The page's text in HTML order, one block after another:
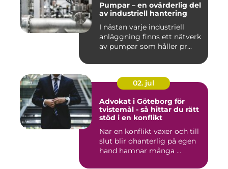
Pumpar – en ovärderlig del
av industriell hantering
I nästan varje industriell
anläggning finns ett nätverk
av pumpar som håller pr...
02. jul
Advokat i Göteborg för
tvistemål - så hittar du rätt
stöd i en konflikt
När en konflikt växer och till
slut blir ohanterlig på egen
hand hamnar många ...